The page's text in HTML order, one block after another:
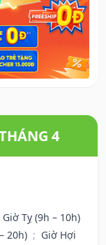
4
Giờ Tỵ (9h – 10h)
20h) ; Giờ Hợi